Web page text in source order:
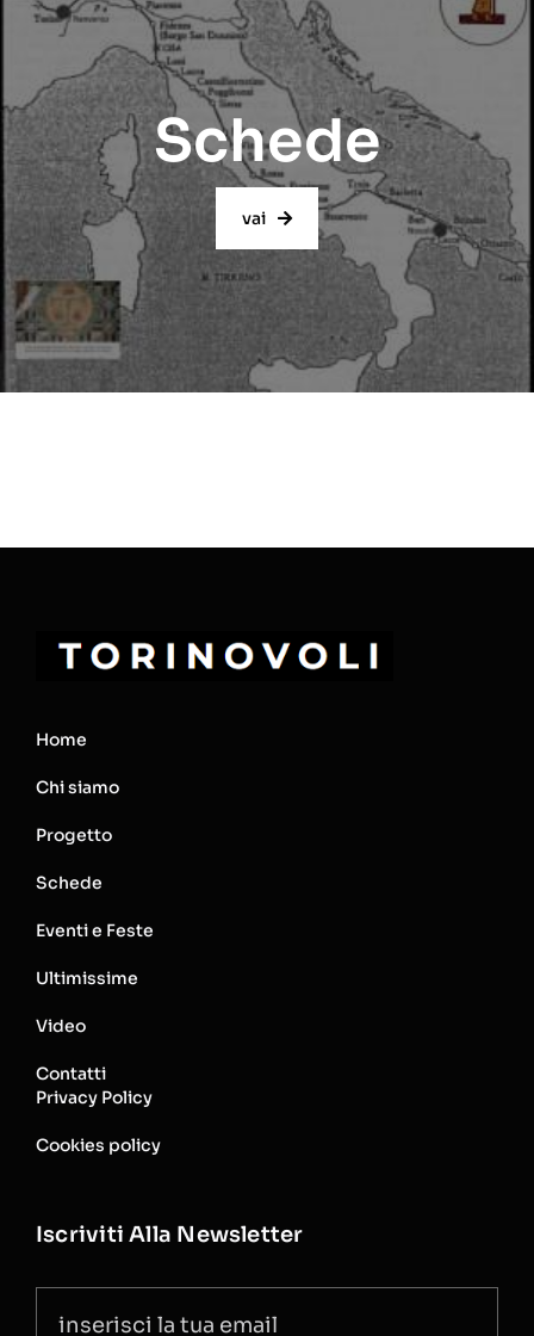
Schede
vai
Home
Chi siamo
Progetto
Schede
Eventi e Feste
Ultimissime
Video
Contatti
Privacy Policy
Cookies policy
Iscriviti Alla Newsletter